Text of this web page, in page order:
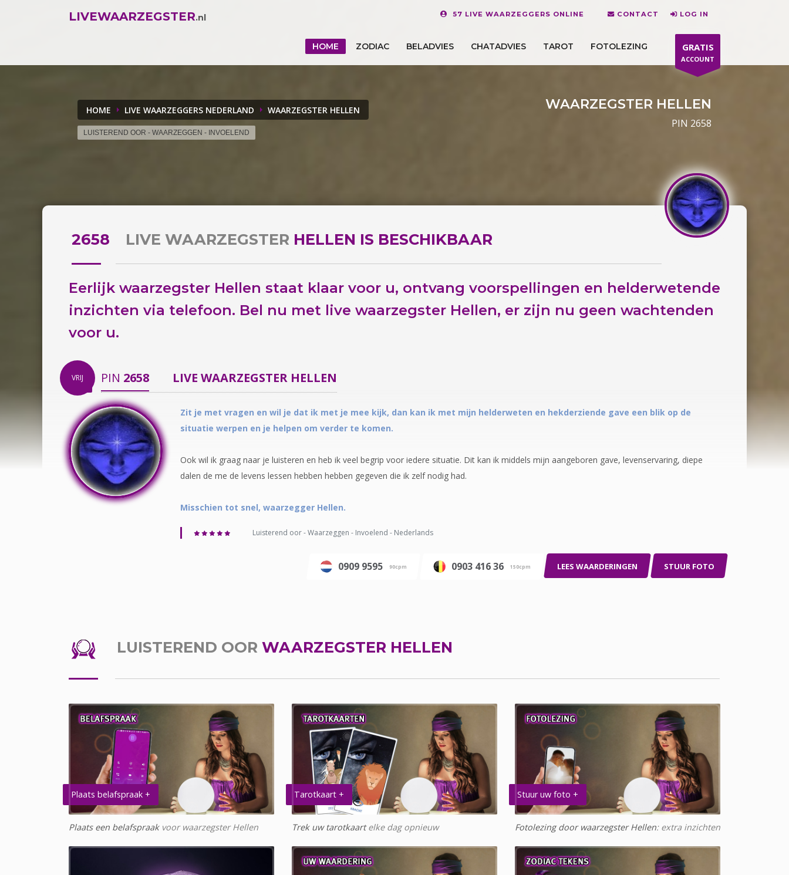
LIVEWAARZEGSTER.nl 57 LIVE WAARZEGGERS ONLINE CONTACT LOG IN
HOME ZODIAC BELADVIES CHATADVIES TAROT FOTOLEZING GRATIS
ACCOUNT
HOME LIVE WAARZEGGERS NEDERLAND WAARZEGSTER HELLEN
LUISTEREND OOR - WAARZEGGEN - INVOELEND
WAARZEGSTER HELLEN
PIN 2658
2658 LIVE WAARZEGSTER HELLEN IS BESCHIKBAAR
Eerlijk waarzegster Hellen staat klaar voor u, ontvang voorspellingen en helderwetende
inzichten via telefoon. Bel nu met live waarzegster Hellen, er zijn nu geen wachtenden
voor u.
VRIJ PIN 2658 LIVE WAARZEGSTER HELLEN
Zit je met vragen en wil je dat ik met je mee kijk, dan kan ik met mijn helderweten en hekderziende gave een blik op de
situatie werpen en je helpen om verder te komen.
Ook wil ik graag naar je luisteren en heb ik veel begrip voor iedere situatie. Dit kan ik middels mijn aangeboren gave, levenservaring, diepe
dalen de me de levens lessen hebben hebben gegeven die ik zelf nodig had.
Misschien tot snel, waarzegger Hellen.
Luisterend oor - Waarzeggen - Invoelend - Nederlands
0909 9595 90cpm 0903 416 36 150cpm LEES WAARDERINGEN STUUR FOTO
LUISTEREND OOR WAARZEGSTER HELLEN
Plaats belafspraak +
Plaats een belafspraakvoor waarzegster Hellen
Tarotkaart +
Trek uw tarotkaartelke dag opnieuw
Stuur uw foto +
Fotolezing door waarzegster Hellen: extra inzichten